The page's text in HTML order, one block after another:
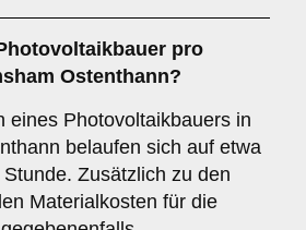
pro
Ostenthann?
eines Photovoltaikbauers in
belaufen sich auf etwa
Zusätzlich zu den
Materialkosten für die